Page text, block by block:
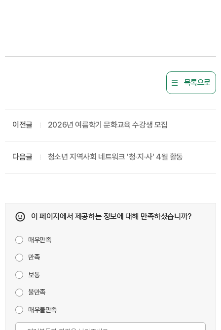
목록으로
이전글 2026년 여름학기 문화교육 수강생 모집
다음글 청소년 지역사회 네트워크 '청·지·사' 4월 활동
이 페이지에서 제공하는 정보에 대해 만족하셨습니까?
매우만족
만족
보통
불만족
매우불만족